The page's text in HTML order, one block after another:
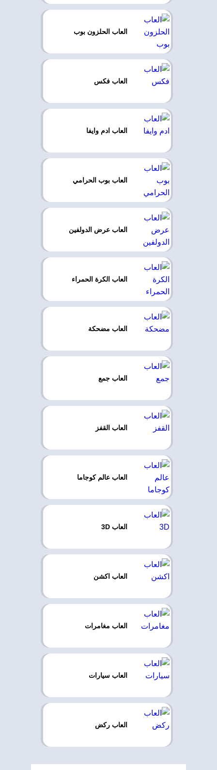
العاب الحلزون بوب
العاب فكس
العاب ادم وايفا
العاب بوب الحرامي
العاب عرض الدولفين
العاب الكرة الحمراء
العاب مضحكة
العاب جمع
العاب القفز
العاب عالم كوجاما
العاب 3D
العاب اكشن
العاب مغامرات
العاب سيارات
العاب ركض